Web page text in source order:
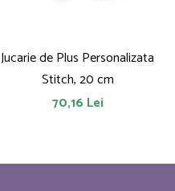
Jucarie de Plus Personalizata
Stitch, 20 cm
70,16 Lei